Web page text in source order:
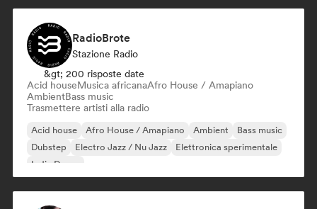
RadioBrote
Stazione Radio
&gt; 200 risposte date
Acid houseMusica africanaAfro House / Amapiano
AmbientBass music
Trasmettere artisti alla radio
Acid house Afro House / Amapiano Ambient
Bass music
Dubstep
Electro Jazz / Nu Jazz
Elettronica sperimentale
Indie Dance